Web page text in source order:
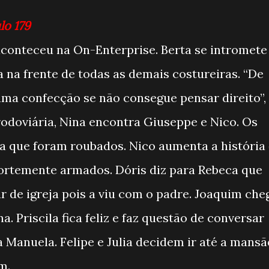
179
na On-Enterprise. Berta se intromete
na frente de todas as demais costureiras. “De
confecção se não consegue pensar direito”,
Nina encontra Giuseppe e Nico. Os
que foram roubados. Nico aumenta a história
armados. Dóris diz para Rebeca que
de igreja pois a viu com o padre. Joaquim
Priscila fica feliz e faz questão de conversar
Felipe e Julia decidem ir até a